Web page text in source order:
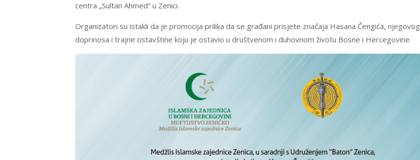
centra „Sultan Ahmed“ u Zenici.
Organizatori su istakli da je promocija prilika da se građani prisjete značaja Hasana Čengića, njegovog
doprinosa i trajne ostavštine koju je ostavio u društvenom i duhovnom životu Bosne i Hercegovine.